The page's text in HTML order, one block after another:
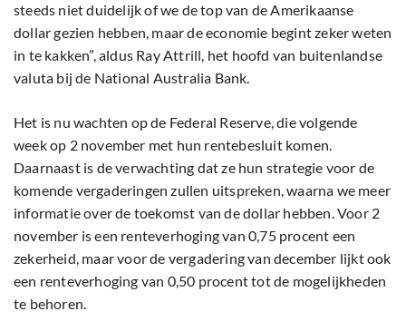
steeds niet duidelijk of we de top van de Amerikaanse
dollar gezien hebben, maar de economie begint zeker weten
in te kakken”, aldus Ray Attrill, het hoofd van buitenlandse
valuta bij de National Australia Bank.
Het is nu wachten op de Federal Reserve, die volgende
week op 2 november met hun rentebesluit komen.
Daarnaast is de verwachting dat ze hun strategie voor de
komende vergaderingen zullen uitspreken, waarna we meer
informatie over de toekomst van de dollar hebben. Voor 2
november is een renteverhoging van 0,75 procent een
zekerheid, maar voor de vergadering van december lijkt ook
een renteverhoging van 0,50 procent tot de mogelijkheden
te behoren.